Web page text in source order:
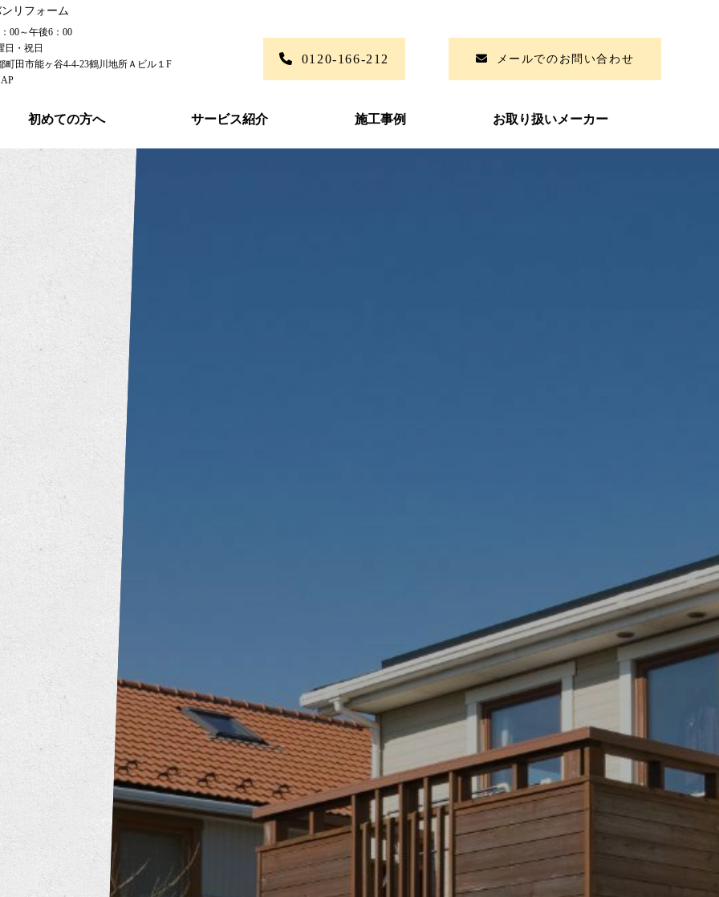
リフォーム
00～午後6：00
日・祝日
町田市能ヶ谷4-4-23鶴川地所Ａビル１F
0120-166-212 メールでのお問い合わせ
初めての方へ サービス紹介 施工事例 お取り扱いメーカー